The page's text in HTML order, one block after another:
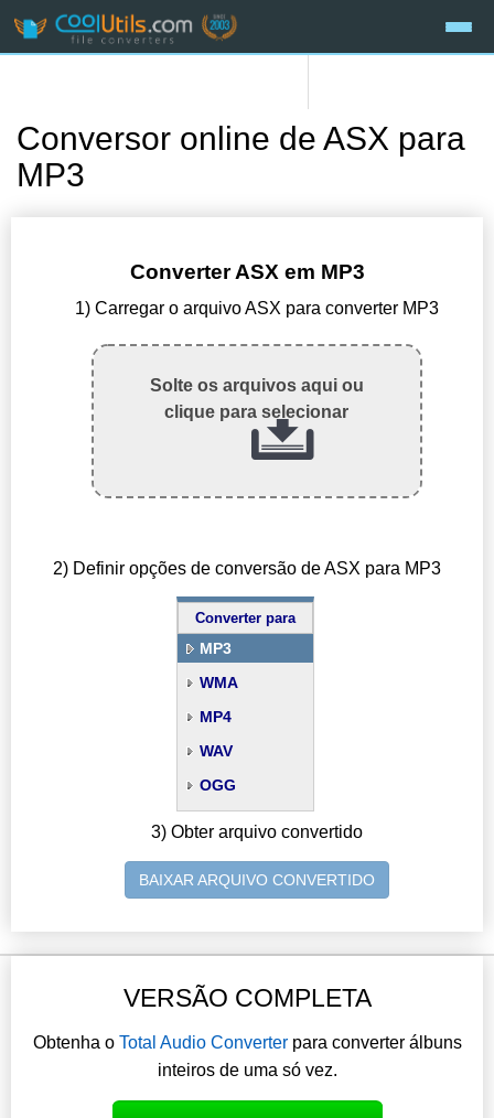
Conversor online de ASX para
MP3
Converter ASX em MP3
1) Carregar o arquivo ASX para converter MP3
Solte os arquivos aqui ou
clique para selecionar
2) Definir opções de conversão de ASX para MP3
Converter para
MP3
WMA
MP4
WAV
OGG
3) Obter arquivo convertido
BAIXAR ARQUIVO CONVERTIDO
VERSÃO COMPLETA
Obtenha o Total Audio Converterpara converter álbuns
inteiros de uma só vez.